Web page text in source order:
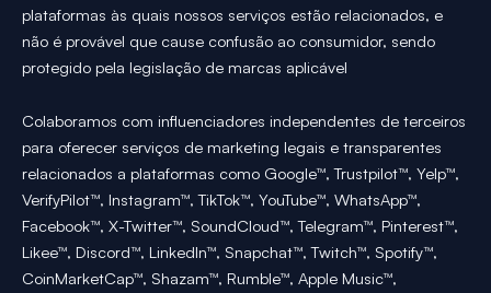
plataformas às quais nossos serviços estão relacionados, e
não é provável que cause confusão ao consumidor, sendo
protegido pela legislação de marcas aplicável
Colaboramos com influenciadores independentes de terceiros
para oferecer serviços de marketing legais e transparentes
relacionados a plataformas como Google™, Trustpilot™, Yelp™,
VerifyPilot™, Instagram™, TikTok™, YouTube™, WhatsApp™,
Facebook™, X-Twitter™, SoundCloud™, Telegram™, Pinterest™,
Likee™, Discord™, LinkedIn™, Snapchat™, Twitch™, Spotify™,
CoinMarketCap™, Shazam™, Rumble™, Apple Music™,